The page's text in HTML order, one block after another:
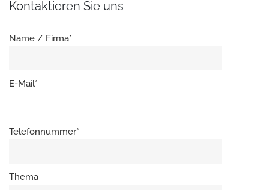
Kontaktieren Sie uns
Name / Firma*
E-Mail*
Telefonnummer*
Thema